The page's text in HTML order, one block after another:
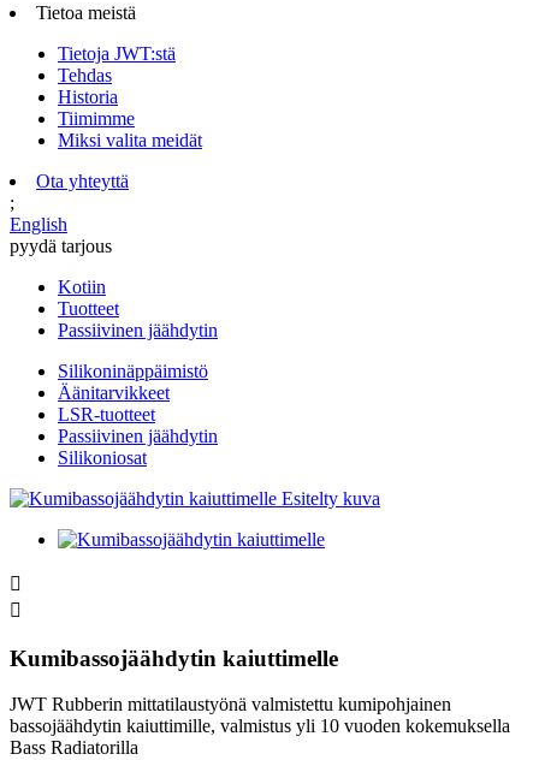
Tietoa meistä
Tietoja JWT:stä
Tehdas
Historia
Tiimimme
Miksi valita meidät
Ota yhteyttä
;
English
pyydä tarjous
Kotiin
Tuotteet
Passiivinen jäähdytin
Silikoninäppäimistö
Äänitarvikkeet
LSR-tuotteet
Passiivinen jäähdytin
Silikoniosat


Kumibassojäähdytin kaiuttimelle
JWT Rubberin mittatilaustyönä valmistettu kumipohjainen
bassojäähdytin kaiuttimille, valmistus yli 10 vuoden kokemuksella
Bass Radiatorilla